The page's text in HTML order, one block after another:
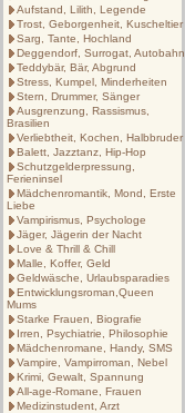
Aufstand, Lilith, Legende
Trost, Geborgenheit, Kuscheltier
Sarg, Tante, Hochland
Deggendorf, Surrogat, Autobahn
Teddybär, Bär, Abgrund
Stress, Kumpel, Minderheiten
Stern, Drummer, Sänger
Ausgrenzung, Rassismus,
Brasilien
Verliebtheit, Kochen, Halbbruder
Balett, Jazztanz, Hip-Hop
Schutzgelderpressung,
Ferieninsel
Mädchenromantik, Mond, Erste
Liebe
Vampirismus, Psychologe
Jäger, Jägerin der Nacht
Love & Thrill & Chill
Malle, Koffer, Geld
Geldwäsche, Urlaubsparadies
Entwicklungsroman,Queen
Mums
Starke Frauen, Biografie
Irren, Psychiatrie, Philosophie
Mädchenromane, Handy, SMS
Vampire, Vampirroman, Nebel
Krimi, Gewalt, Spannung
All-age-Romane, Frauen
Medizinstudent, Arzt